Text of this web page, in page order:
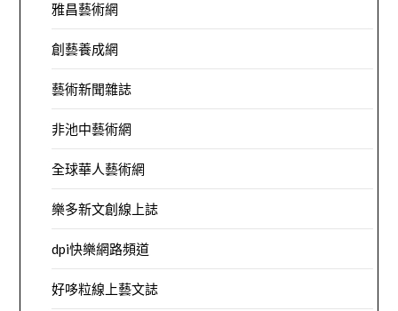
雅昌藝術網
創藝養成網
藝術新聞雜誌
非池中藝術網
全球華人藝術網
樂多新文創線上誌
dpi快樂網路頻道
好哆粒線上藝文誌